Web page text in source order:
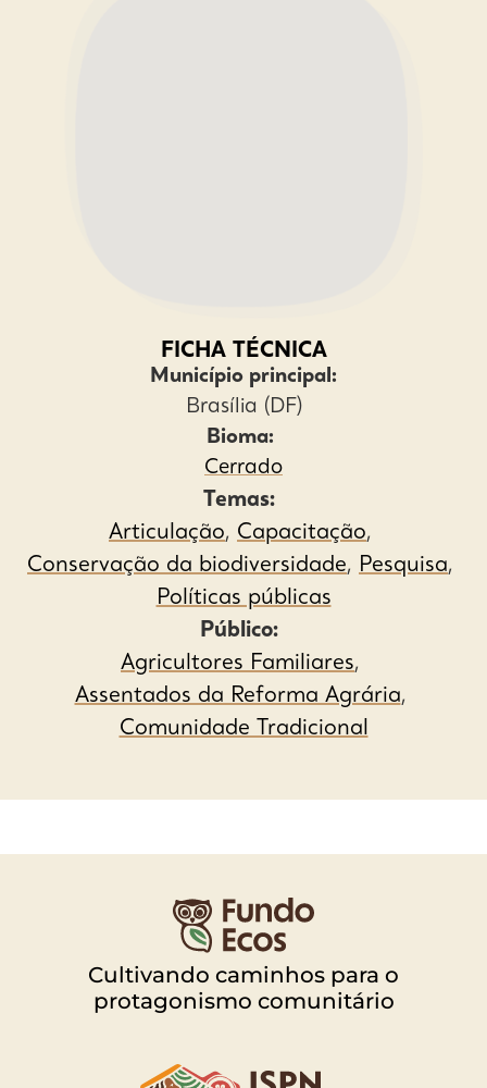
FICHA TÉCNICA
Município principal:
Brasília (DF)
Bioma:
Cerrado
Temas:
Articulação, Capacitação,
Conservação da biodiversidade, Pesquisa,
Políticas públicas
Público:
Agricultores Familiares,
Assentados da Reforma Agrária,
Comunidade Tradicional
Cultivando caminhos para o
protagonismo comunitário